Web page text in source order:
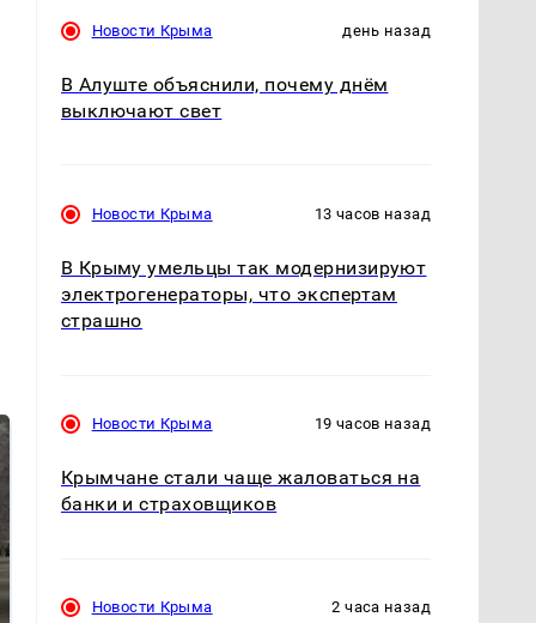
Новости Крыма день назад
В Алуште объяснили, почему днём
выключают свет
Новости Крыма 13 часов назад
В Крыму умельцы так модернизируют
электрогенераторы, что экспертам
страшно
Новости Крыма 19 часов назад
Крымчане стали чаще жаловаться на
банки и страховщиков
Новости Крыма 2 часа назад